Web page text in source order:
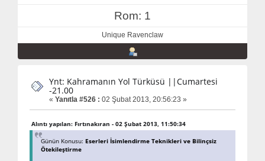
Rom: 1
Unique Ravenclaw
Ynt: Kahramanın Yol Türküsü ||Cumartesi
-21.00
« Yanıtla #526 : 02 Şubat 2013, 20:56:23 »
Alıntı yapılan: Fırtınakıran - 02 Şubat 2013, 11:50:34
Günün Konusu: Eserleri İsimlendirme Teknikleri ve Bilinçsiz
Ötekileştirme